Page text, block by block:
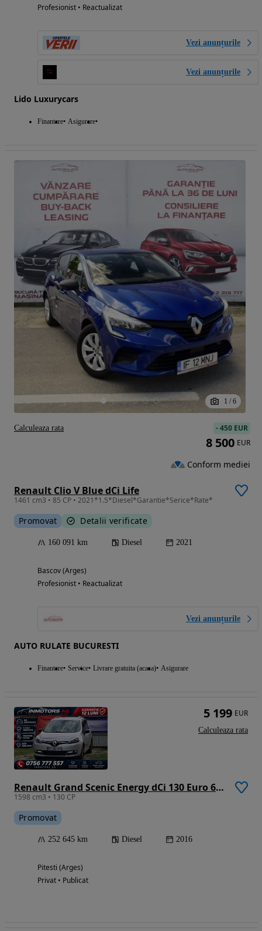
Profesionist • Reactualizat
Vezi anunțurile
Vezi anunțurile
Lido Luxurycars
Finantare Asigurare
1 / 6
Renault Clio V Blue dCi Life
1461 cm3 • 85 CP • 2021*1.5*Diesel*Garantie*Serice*Rate*
Promovat Detalii verificate
160 091 km Diesel 2021
Bascov (Arges)
Profesionist • Reactualizat
Vezi anunțurile
AUTO RULATE BUCURESTI
Finantare Service Livrare gratuita (acasa) Asigurare
-450 EUR
8 500 EUR
Conform mediei
Calculeaza rata
Renault Grand Scenic Energy dCi 130 Euro 6 S&S Bose Edition
1598 cm3 • 130 CP
Promovat
252 645 km Diesel 2016
Pitesti (Arges)
Privat • Publicat
5 199 EUR
Calculeaza rata